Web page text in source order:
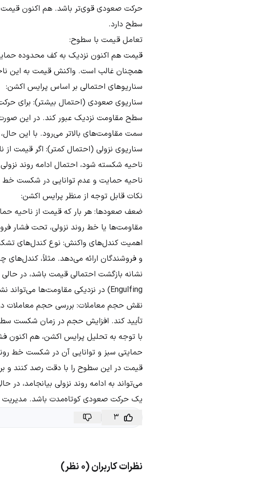
حرکت صعودی قوی‌تر باشد. هم اکنون قیمت
سطح دارد.
تعامل قیمت با سطوح:
قیمت هم اکنون نزدیک به کف محدوده
همچنان غالب است. واکنش قیمت به این
سناریوهای احتمالی بر اساس پرایس اکشن:
سناریوی صعودی (احتمال بیشتر): برای
سطح مقاومت نزدیک عبور کند. در این
سمت مقاومت‌های بالاتر می‌رود. با این
سناریوی نزولی (احتمال کمتر): اگر قیمت
ناحیه شکسته شود، احتمال ادامه روند
ناحیه حمایت و عدم توانایی در شکست خط
نکات قابل توجه از منظر پرایس اکشن:
ضعف صعودها: هر بار که قیمت از ناحیه
مقاومت‌ها یا خط روند نزولی، تحت فشار
اهمیت کندل‌های واکنش: نوع کندل‌های
Engulfing) در نزدیکی مقاومت‌ها می‌تواند نشانه ادامه روند نزولی باشد.
نقش حجم معاملات: بررسی حجم معاملات
تأیید کند. افزایش حجم در زمان شکست
با توجه به تحلیل پرایس اکشن، هم اکنون
حمایتی سبز و توانایی آن در شکست خط
قیمت در این سطوح را با دقت رصد کنند و
می‌تواند به ادامه روند نزولی بیانجامد،
یک حرکت صعودی کوتاه‌مدت باشد.
3
نظرات کاربران (0 نظر)